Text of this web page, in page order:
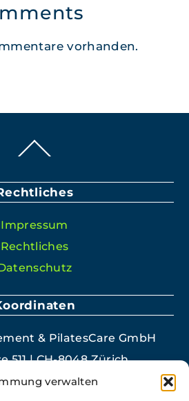
verwalten
vorhanden.
To
Impres­sum
Rechtlich­es
& PilatesCare GmbH
511 | CH-8048 Zürich
44 400 40 35